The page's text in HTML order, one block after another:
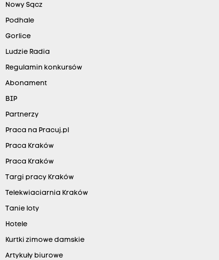
Nowy Sącz
Podhale
Gorlice
Ludzie Radia
Regulamin konkursów
Abonament
BIP
Partnerzy
Praca na Pracuj.pl
Praca Kraków
Praca Kraków
Targi pracy Kraków
Telekwiaciarnia Kraków
Tanie loty
Hotele
Kurtki zimowe damskie
Artykuły biurowe